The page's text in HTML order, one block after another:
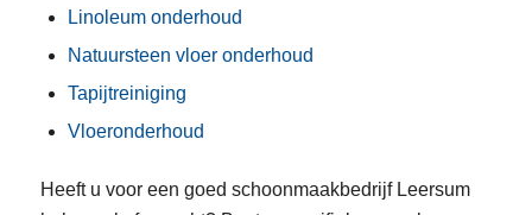
Linoleum onderhoud
Natuursteen vloer onderhoud
Tapijtreiniging
Vloeronderhoud
Heeft u voor een goed schoonmaakbedrijf Leersum